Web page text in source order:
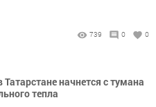
739 0 0
Татарстане начнется с тумана
тепла